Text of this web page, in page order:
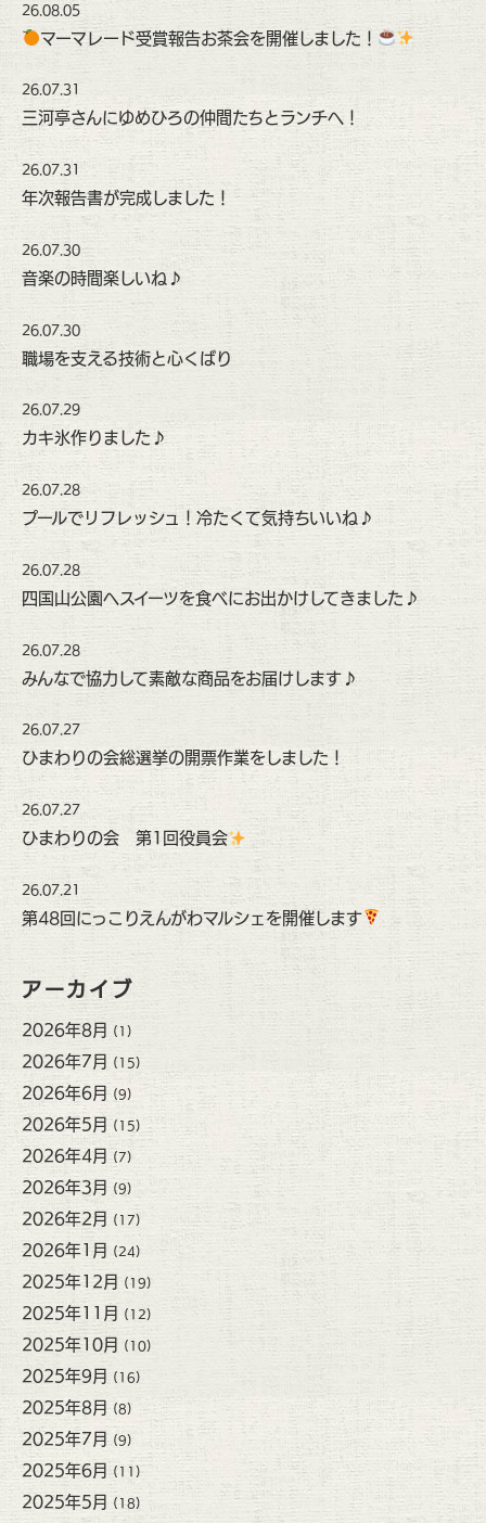
26.08.05
マーマレード受賞報告お茶会を開催しました！
26.07.31
三河亭さんにゆめひろの仲間たちとランチへ！
26.07.31
年次報告書が完成しました！
26.07.30
音楽の時間楽しいね♪
26.07.30
職場を支える技術と心くばり
26.07.29
カキ氷作りました♪
26.07.28
プールでリフレッシュ！冷たくて気持ちいいね♪
26.07.28
四国山公園へスイーツを食べにお出かけしてきました♪
26.07.28
みんなで協力して素敵な商品をお届けします♪
26.07.27
ひまわりの会総選挙の開票作業をしました！
26.07.27
ひまわりの会 第1回役員会
26.07.21
第48回にっこりえんがわマルシェを開催します
アーカイブ
2026年8月 (1)
2026年7月 (15)
2026年6月 (9)
2026年5月 (15)
2026年4月 (7)
2026年3月 (9)
2026年2月 (17)
2026年1月 (24)
2025年12月 (19)
2025年11月 (12)
2025年10月 (10)
2025年9月 (16)
2025年8月 (8)
2025年7月 (9)
2025年6月 (11)
2025年5月 (18)